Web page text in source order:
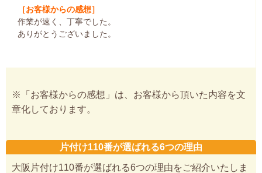
［お客様からの感想］
作業が速く、丁寧でした。
ありがとうございました。
※「お客様からの感想」は、お客様から頂いた内容を文
章化しております。
片付け110番が選ばれる6つの理由
大阪片付け110番が選ばれる6つの理由をご紹介いたしま